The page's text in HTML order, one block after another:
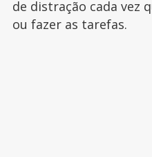
de distração cada vez
ou fazer as tarefas.